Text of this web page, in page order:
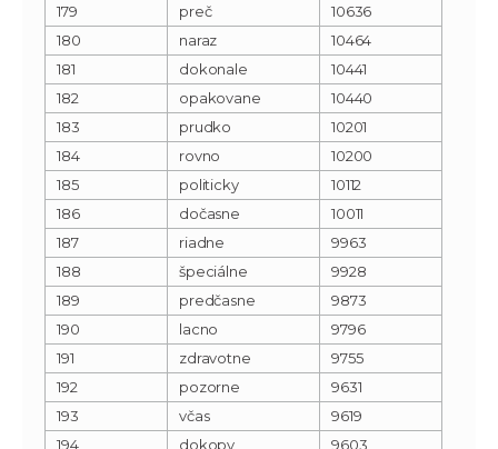
179
preč
10636
180
naraz
10464
181
dokonale
10441
182
opakovane
10440
183
prudko
10201
184
rovno
10200
185
politicky
10112
186
dočasne
10011
187
riadne
9963
188
špeciálne
9928
189
predčasne
9873
190
lacno
9796
191
zdravotne
9755
192
pozorne
9631
193
včas
9619
194
dokopy 9603